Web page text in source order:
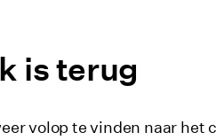
is terug
volop te vinden naar